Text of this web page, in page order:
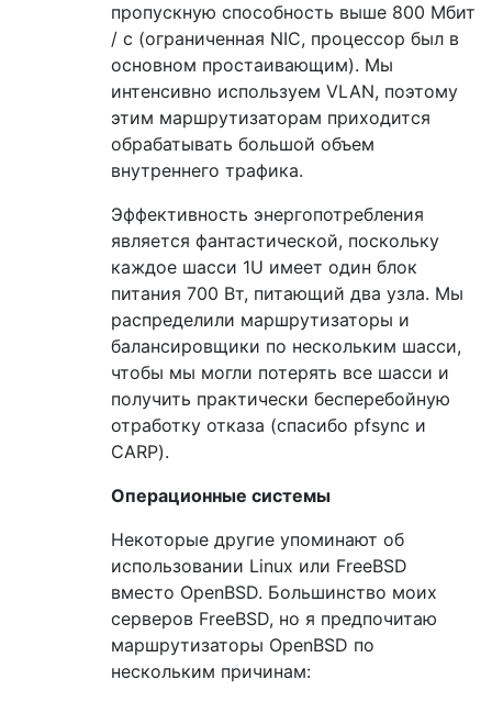
пропускную способность выше 800 Мбит
/ с (ограниченная NIC, процессор был в
основном простаивающим). Мы
интенсивно используем VLAN, поэтому
этим маршрутизаторам приходится
обрабатывать большой объем
внутреннего трафика.
Эффективность энергопотребления
является фантастической, поскольку
каждое шасси 1U имеет один блок
питания 700 Вт, питающий два узла. Мы
распределили маршрутизаторы и
балансировщики по нескольким шасси,
чтобы мы могли потерять все шасси и
получить практически бесперебойную
отработку отказа (спасибо pfsync и
CARP).
Операционные системы
Некоторые другие упоминают об
использовании Linux или FreeBSD
вместо OpenBSD. Большинство моих
серверов FreeBSD, но я предпочитаю
маршрутизаторы OpenBSD по
нескольким причинам: